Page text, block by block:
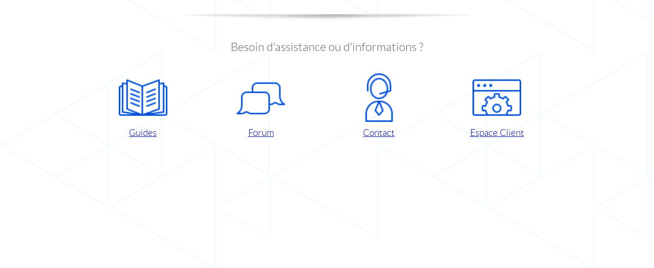
Besoin d'assistance ou d'informations ?
Guides Forum Contact Espace Client